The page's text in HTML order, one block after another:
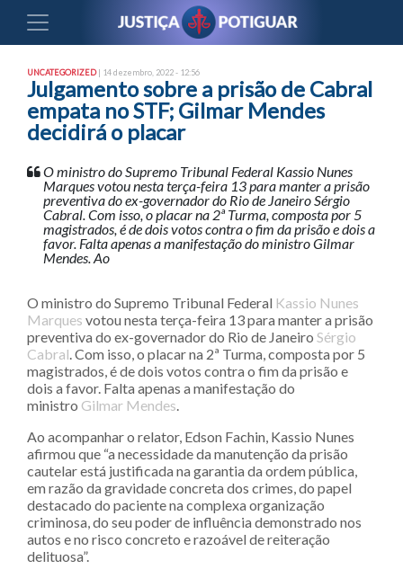
UNCATEGORIZED| 14 dezembro, 2022 - 12:56
Julgamento sobre a prisão de Cabral
empata no STF; Gilmar Mendes
decidirá o placar
O ministro do Supremo Tribunal Federal Kassio Nunes
Marques votou nesta terça-feira 13 para manter a prisão
preventiva do ex-governador do Rio de Janeiro Sérgio
Cabral. Com isso, o placar na 2ª Turma, composta por 5
magistrados, é de dois votos contra o fim da prisão e dois a
favor. Falta apenas a manifestação do ministro Gilmar
Mendes. Ao
O ministro do Supremo Tribunal Federal Kassio Nunes
Marques votou nesta terça-feira 13 para manter a prisão
preventiva do ex-governador do Rio de Janeiro Sérgio
Cabral. Com isso, o placar na 2ª Turma, composta por 5
magistrados, é de dois votos contra o fim da prisão e
dois a favor. Falta apenas a manifestação do
ministro Gilmar Mendes.
Ao acompanhar o relator, Edson Fachin, Kassio Nunes
afirmou que “a necessidade da manutenção da prisão
cautelar está justificada na garantia da ordem pública,
em razão da gravidade concreta dos crimes, do papel
destacado do paciente na complexa organização
criminosa, do seu poder de influência demonstrado nos
autos e no risco concreto e razoável de reiteração
delituosa”.